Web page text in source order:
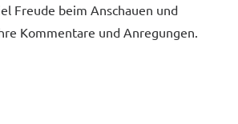
Freude beim Anschauen und
Kommentare und Anregungen.